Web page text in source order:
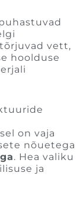
vett,
hoolduse
on vaja
nõuetega
. Hea valiku
ja